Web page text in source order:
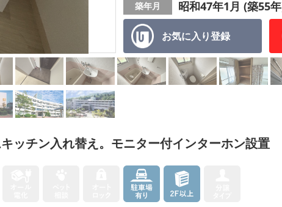
お気に入り登録
築年月 昭和47年1月 (築55
ッチン入れ替え。モニター付インターホン設置